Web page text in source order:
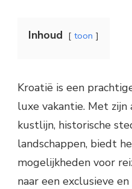
Inhoud toon
Kroatië is een
luxe vakantie. Met zijn
kustlijn, historische
landschappen, biedt
mogelijkheden voor
naar een exclusieve